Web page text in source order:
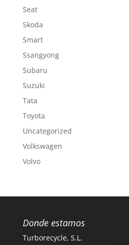
Seat
Skoda
Smart
Ssangyong
Subaru
Suzuki
Tata
Toyota
Uncategorized
Volkswagen
Volvo
Donde estamos
Turborecycle, S.L.